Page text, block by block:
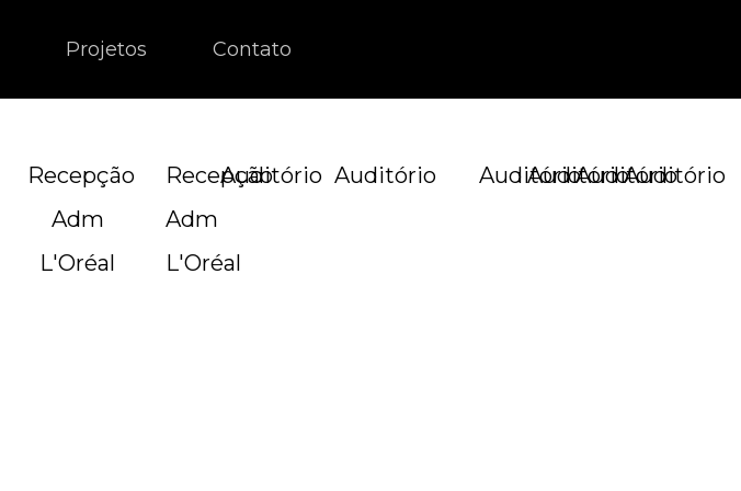
Projetos Contato
Recepção
Adm
L'Oréal
Recepção
Adm
L'Oréal
Auditório Auditório Auditório
Auditório
Auditório
Auditório